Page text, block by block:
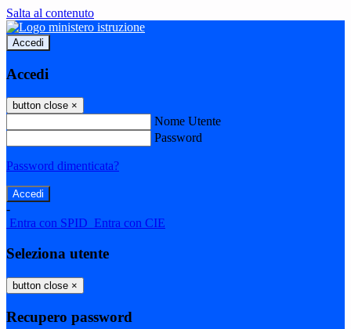
Salta al contenuto
Accedi
Accedi
button close ×
Nome Utente
Password
Password dimenticata?
-
Entra con SPID Entra con CIE
Seleziona utente
button close ×
Recupero password